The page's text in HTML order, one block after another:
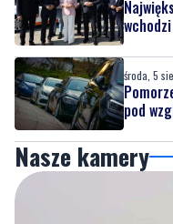
środa, 5
Nasze kamery